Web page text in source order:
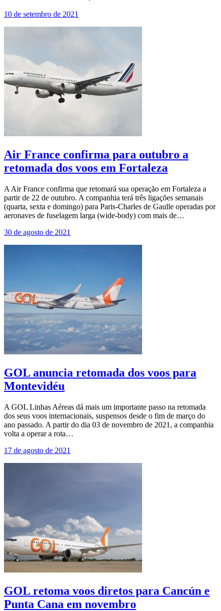
10 de setembro de 2021
Air France confirma para outubro a
retomada dos voos em Fortaleza
A Air France confirma que retomará sua operação em Fortaleza a
partir de 22 de outubro. A companhia terá três ligações semanais
(quarta, sexta e domingo) para Paris-Charles de Gaulle operadas por
aeronaves de fuselagem larga (wide-body) com mais de…
30 de agosto de 2021
GOL anuncia retomada dos voos para
Montevidéu
A GOL Linhas Aéreas dá mais um importante passo na retomada
dos seus voos internacionais, suspensos desde o fim de março do
ano passado. A partir do dia 03 de novembro de 2021, a companhia
volta a operar a rota…
17 de agosto de 2021
GOL retoma voos diretos para Cancún e
Punta Cana em novembro